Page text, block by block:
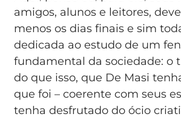
amigos, alunos e leitores,
menos os dias finais e sim
dedicada ao estudo de um
fundamental da sociedade: o
do que isso, que De Masi
que foi – coerente com seus
tenha desfrutado do ócio